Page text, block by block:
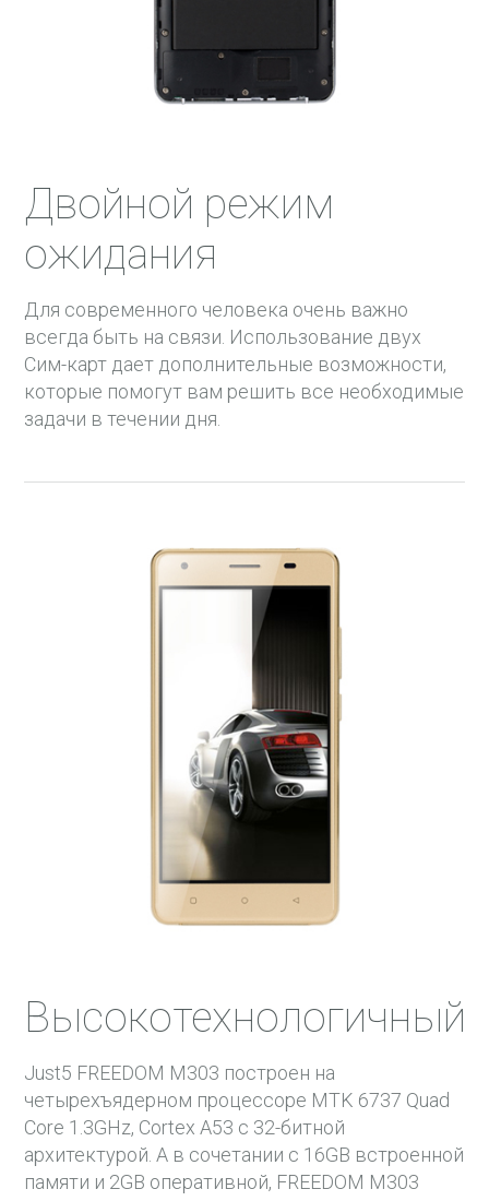
Двойной режим
ожидания
Для современного человека очень важно
всегда быть на связи. Использование двух
Сим-карт дает дополнительные возможности,
которые помогут вам решить все необходимые
задачи в течении дня.
Высокотехнологичный
Just5 FREEDOM М303 построен на
четырехъядерном процессоре MTK 6737 Quad
Core 1.3GHz, Cortex A53 с 32-битной
архитектурой. А в сочетании с 16GB встроенной
памяти и 2GB оперативной, FREEDOM M303